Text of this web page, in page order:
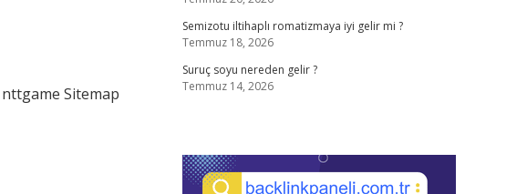
nttgame Sitemap
Semizotu iltihaplı romatizmaya iyi gelir mi ?
Temmuz 18, 2026
Suruç soyu nereden gelir ?
Temmuz 14, 2026